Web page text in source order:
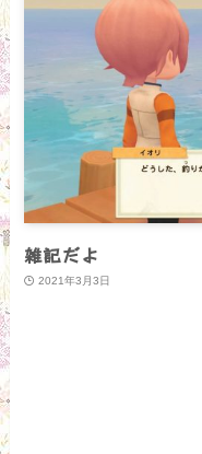
雑記だよ
2021年3月3日